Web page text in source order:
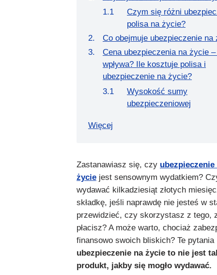
Czym się różni
polisa na życie?
Co obejmuje ubezpieczenie na
Cena ubezpieczenia na życie
wpływa? Ile kosztuje polisa i
ubezpieczenie na życie?
Wysokość sumy
ubezpieczeniowej
Więcej
Zastanawiasz się, czy ubezpieczenie
życie jest sensownym wydatkiem?
wydawać kilkadziesiąt złotych
składkę, jeśli naprawdę nie jesteś w
przewidzieć, czy skorzystasz z tego,
płacisz? A może warto, chociaż
finansowo swoich bliskich? Te pytania
ubezpieczenie na życie to nie jest
produkt, jakby się mogło wydawać.